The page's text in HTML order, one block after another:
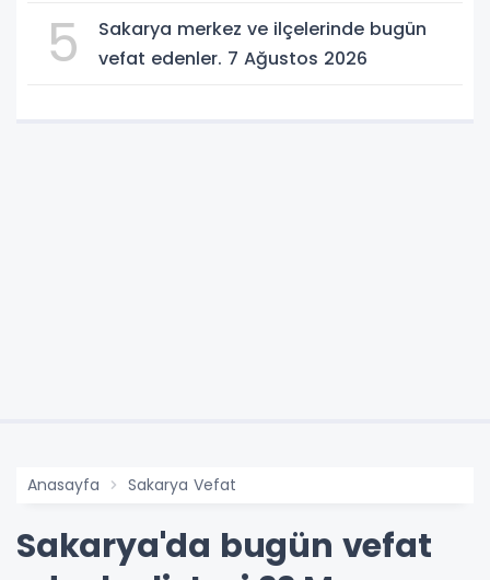
5
Sakarya merkez ve ilçelerinde bugün
vefat edenler. 7 Ağustos 2026
Anasayfa Sakarya Vefat
Sakarya'da bugün vefat